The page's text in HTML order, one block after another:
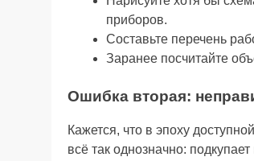
приборов.
Составьте перечень
Заранее посчитайте
Ошибка вторая:
Кажется, что в эпоху
всё так однозначно: